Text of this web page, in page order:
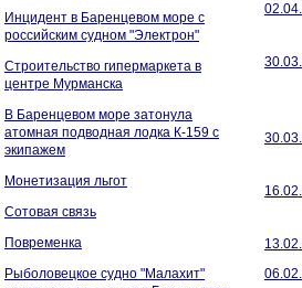
Инцидент в Баренцевом море с
российским судном "Электрон"
Строительство гипермаркета в
центре Мурманска
В Баренцевом море затонула
атомная подводная лодка К-159 с
экипажем
Монетизация льгот
Сотовая связь
Повременка
Рыболовецкое судно "Малахит"